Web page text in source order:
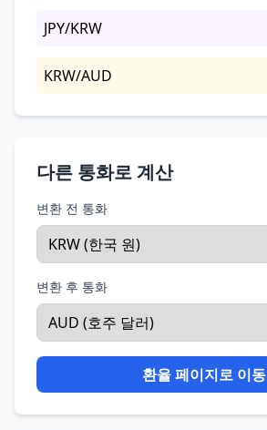
JPY/KRW
KRW/AUD
다른 통화로 계산
변환 전 통화
변환 후 통화
환율 페이지로 이동